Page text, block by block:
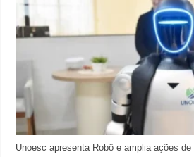
Unoesc apresenta Robô e amplia ações